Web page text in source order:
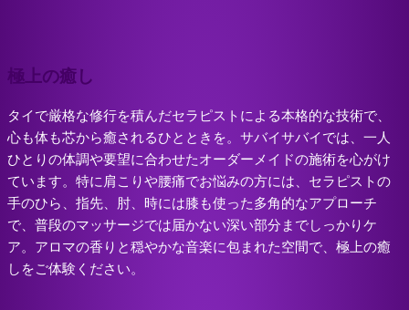
極上の癒し
タイで厳格な修行を積んだセラピストによる本格的な技術で、
心も体も芯から癒されるひとときを。サバイサバイでは、一人
ひとりの体調や要望に合わせたオーダーメイドの施術を心がけ
ています。特に肩こりや腰痛でお悩みの方には、セラピストの
手のひら、指先、肘、時には膝も使った多角的なアプローチ
で、普段のマッサージでは届かない深い部分までしっかりケ
ア。アロマの香りと穏やかな音楽に包まれた空間で、極上の癒
しをご体験ください。